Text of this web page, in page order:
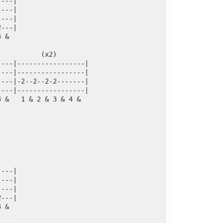
|
|
|
&
(x2)
|-----------------|
|-----------------|
|-2--2--2-2-------|
|-----------------|
&   1 & 2 & 3 & 4 &
|
|
|
|
&